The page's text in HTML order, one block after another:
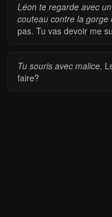
Léon te regarde avec
couteau contre la gorge
pas. Tu vas devoir me
Tu souris avec malice.
faire?